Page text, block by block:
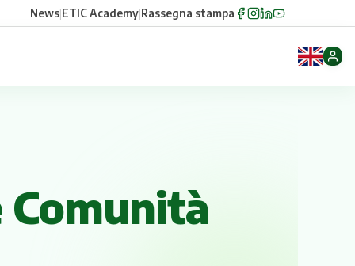
News|ETIC Academy|Rassegna stampa